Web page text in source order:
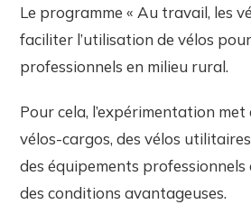
Le programme « Au travail, les
faciliter l’utilisation de vélos
professionnels en milieu rural.
Pour cela, l’expérimentation
vélos-cargos, des vélos
des équipements
des conditions avantageuses.